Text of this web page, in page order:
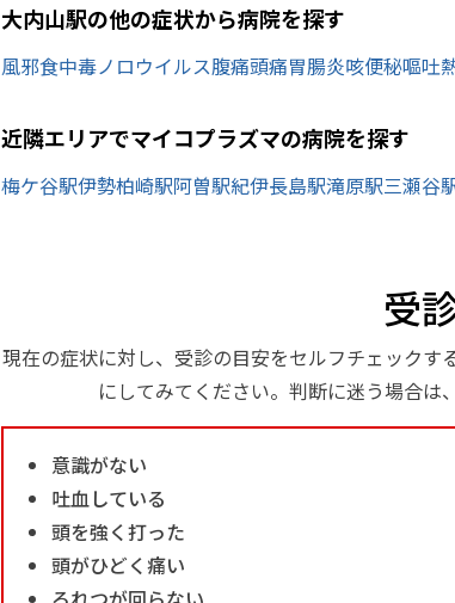
大内山駅の他の症状から病院を探す
風邪食中毒ノロウイルス腹痛頭痛胃腸炎咳便秘嘔吐
近隣エリアでマイコプラズマの病院を探す
梅ケ谷駅伊勢柏崎駅阿曽駅紀伊長島駅滝原駅三瀬谷
受
現在の症状に対し、受診の目安をセルフチェック
にしてみてください。判断に迷う場合は
意識がない
吐血している
頭を強く打った
頭がひどく痛い